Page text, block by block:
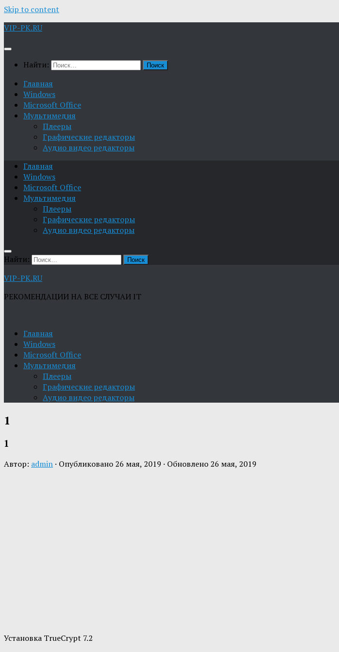
Skip to content
VIP-PK.RU
Найти:
Главная
Windows
Microsoft Office
Мультимедия
Плееры
Графические редакторы
Aудио видео редакторы
Главная
Windows
Microsoft Office
Мультимедия
Плееры
Графические редакторы
Aудио видео редакторы
Найти:
VIP-PK.RU
РЕКОМЕНДАЦИИ НА ВСЕ СЛУЧАИ IT
Главная
Windows
Microsoft Office
Мультимедия
Плееры
Графические редакторы
Aудио видео редакторы
1
1
Автор: admin · Опубликовано 26 мая, 2019 · Обновлено 26 мая, 2019
Установка TrueCrypt 7.2